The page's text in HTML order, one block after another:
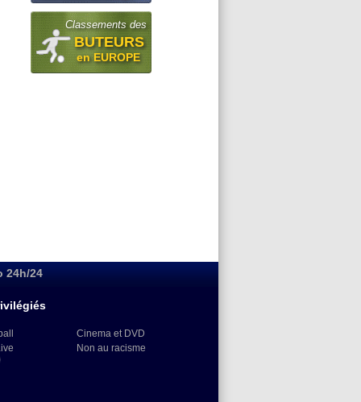
Classements des
BUTEURS
en EUROPE
24h/24
Cinema et DVD
Non au racisme